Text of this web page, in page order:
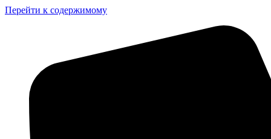
Перейти к содержимому